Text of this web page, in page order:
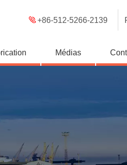
+86-512-5266-2139
Médias